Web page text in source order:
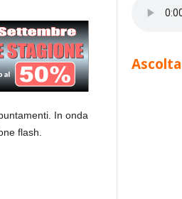
In onda
flash.